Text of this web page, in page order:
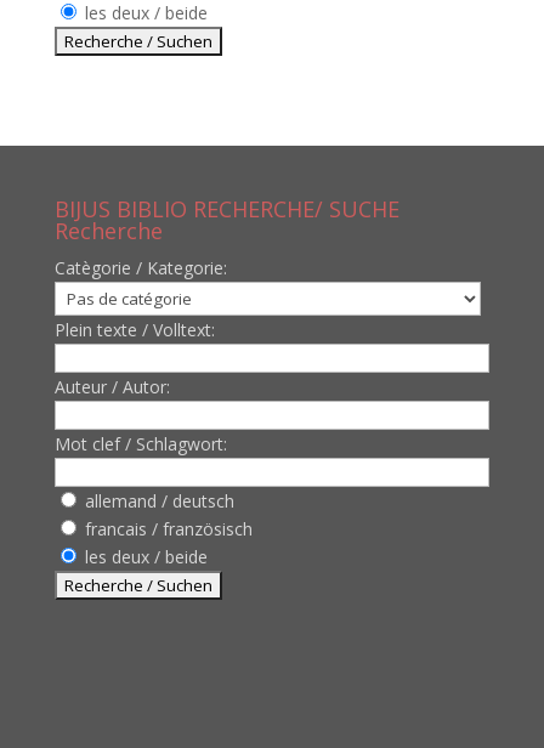
les deux / beide
BIJUS BIBLIO RECHERCHE/ SUCHE
Recherche
Catègorie / Kategorie:
Plein texte / Volltext:
Auteur / Autor:
Mot clef / Schlagwort:
allemand / deutsch
francais / französisch
les deux / beide